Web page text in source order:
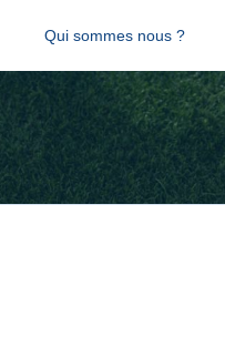
Qui sommes nous ?